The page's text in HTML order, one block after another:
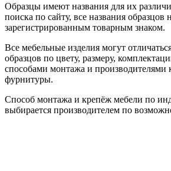
Образцы имеют названия для их
поиска по сайту, все названия образцов
зарегистрированным товарным знаком.
Все мебельные изделия могут
образцов по цвету, размеру,
способами монтажа и
фурнитуры.
Способ монтажа и крепёж мебели по
выбирается производителем по